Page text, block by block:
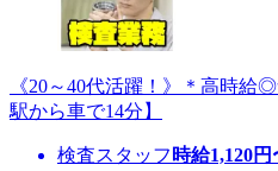
《20～40代活躍！》＊高時給
駅から車で14分】
検査スタッフ 時給1,120円